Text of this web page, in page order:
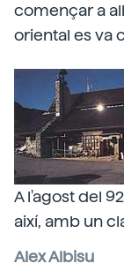
començar a
oriental es va
A l'agost del
així, amb un
Alex Albisu